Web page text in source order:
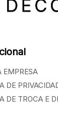
EMPRESA
DE
DE TROCA E